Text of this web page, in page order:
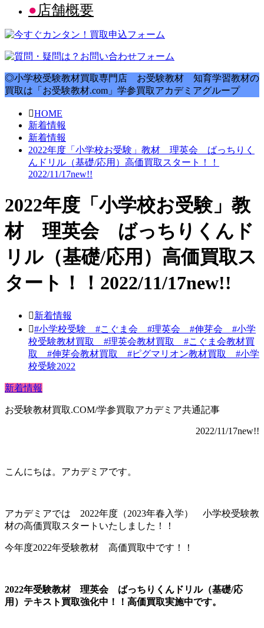
店舗概要
◎小学校受験教材買取専門店 お受験教材 知育学習教材の
買取は「お受験教材.com」学参買取アカデミアグループ
HOME
新着情報
新着情報
2022年度「小学校お受験」教材 理英会 ばっちりく
んドリル（基礎/応用）高価買取スタート！！
2022/11/17new!!
2022年度「小学校お受験」教
材 理英会 ばっちりくんド
リル（基礎/応用）高価買取ス
タート！！2022/11/17new!!
新着情報
#小学校受験 #こぐま会 #理英会 #伸芽会 #小学
校受験教材買取 #理英会教材買取 #こぐま会教材買
取 #伸芽会教材買取 #ピグマリオン教材買取 #小学
校受験2022
新着情報
お受験教材買取.COM/学参買取アカデミア共通記事
2022/11/17new!!
こんにちは。アカデミアです。
アカデミアでは 2022年度（2023年春入学） 小学校受験教
材の高価買取スタートいたしました！！
今年度2022年受験教材 高価買取中です！！
2022年受験教材
理英会 ばっちりくんドリル（基礎/応
用）テキスト買取強化中！！高価買取実施中です。